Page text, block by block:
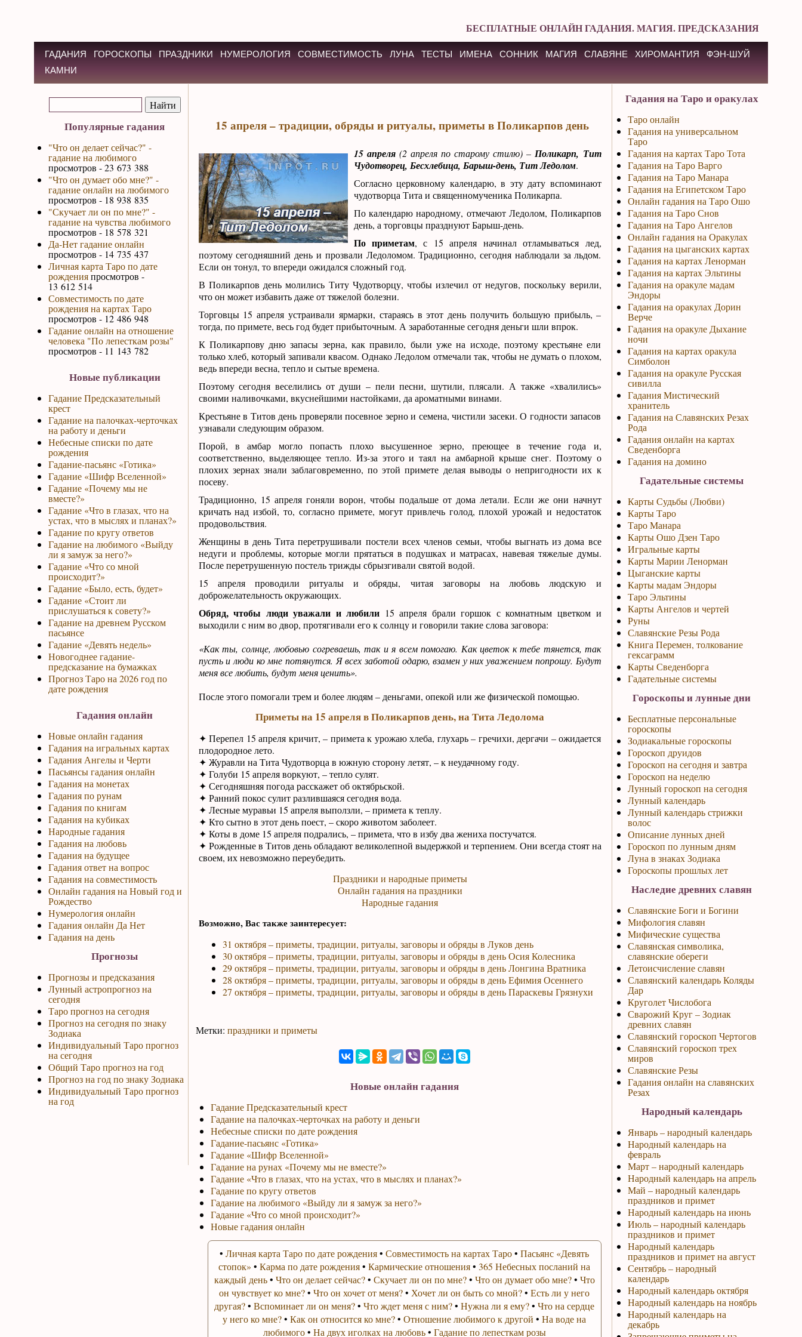
БЕСПЛАТНЫЕ ОНЛАЙН ГАДАНИЯ. МАГИЯ. ПРЕДСКАЗАНИЯ
ГАДАНИЯ ГОРОСКОПЫ ПРАЗДНИКИ НУМЕРОЛОГИЯ СОВМЕСТИМОСТЬ ЛУНА ТЕСТЫ ИМЕНА СОННИК МАГИЯ СЛАВЯНЕ ХИРОМАНТИЯ
ФЭН-ШУЙ
КАМНИ
Популярные гадания
"Что он делает сейчас?" -
гадание на любимого
просмотров - 23 673 388
"Что он думает обо мне?" -
гадание онлайн на любимого
просмотров - 18 938 835
"Скучает ли он по мне?" -
гадание на чувства любимого
просмотров - 18 578 321
Да-Нет гадание онлайн
просмотров - 14 735 437
Личная карта Таро по дате
рожденияпросмотров -
13 612 514
Совместимость по дате
рождения на картах Таро
просмотров - 12 486 948
Гадание онлайн на отношение
человека "По лепесткам розы"
просмотров - 11 143 782
Новые публикации
Гадание Предсказательный
крест
Гадание на палочках-черточках
на работу и деньги
Небесные списки по дате
рождения
Гадание-пасьянс «Готика»
Гадание «Шифр Вселенной»
Гадание «Почему мы не
вместе?»
Гадание «Что в глазах, что на
устах, что в мыслях и планах?»
Гадание по кругу ответов
Гадание на любимого «Выйду
ли я замуж за него?»
Гадание «Что со мной
происходит?»
Гадание «Было, есть, будет»
Гадание «Стоит ли
прислушаться к совету?»
Гадание на древнем Русском
пасьянсе
Гадание «Девять недель»
Новогоднее гадание-
предсказание на бумажках
Прогноз Таро на 2026 год по
дате рождения
Гадания онлайн
Новые онлайн гадания
Гадания на игральных картах
Гадания Ангелы и Черти
Пасьянсы гадания онлайн
Гадания на монетах
Гадания по рунам
Гадания по книгам
Гадания на кубиках
Народные гадания
Гадания на любовь
Гадания на будущее
Гадания ответ на вопрос
Гадания на совместимость
Онлайн гадания на Новый год и
Рождество
Нумерология онлайн
Гадания онлайн Да Нет
Гадания на день
Прогнозы
Прогнозы и предсказания
Лунный астропрогноз на
сегодня
Таро прогноз на сегодня
Прогноз на сегодня по знаку
Зодиака
Индивидуальный Таро прогноз
на сегодня
Общий Таро прогноз на год
Прогноз на год по знаку Зодиака
Индивидуальный Таро прогноз
на год
15 апреля – традиции, обряды и ритуалы, приметы в Поликарпов день
15 апреля(2 апреля по старому стилю) – Поликарп, Тит
Чудотворец, Бесхлебица, Барыш-день, Тит Ледолом.
Согласно церковному календарю, в эту дату вспоминают
чудотворца Тита и священномученика Поликарпа.
По календарю народному, отмечают Ледолом, Поликарпов
день, а торговцы празднуют Барыш-день.
По приметам, с 15 апреля начинал отламываться лед,
поэтому сегодняшний день и прозвали Ледоломом. Традиционно, сегодня наблюдали за льдом.
Если он тонул, то впереди ожидался сложный год.
В Поликарпов день молились Титу Чудотворцу, чтобы излечил от недугов, поскольку верили,
что он может избавить даже от тяжелой болезни.
Торговцы 15 апреля устраивали ярмарки, стараясь в этот день получить большую прибыль, –
тогда, по примете, весь год будет прибыточным. А заработанные сегодня деньги шли впрок.
К Поликарпову дню запасы зерна, как правило, были уже на исходе, поэтому крестьяне ели
только хлеб, который запивали квасом. Однако Ледолом отмечали так, чтобы не думать о плохом,
ведь впереди весна, тепло и сытые времена.
Поэтому сегодня веселились от души – пели песни, шутили, плясали. А также «хвалились»
своими наливочками, вкуснейшими настойками, да ароматными винами.
Крестьяне в Титов день проверяли посевное зерно и семена, чистили засеки. О годности запасов
узнавали следующим образом.
Порой, в амбар могло попасть плохо высушенное зерно, преющее в течение года и,
соответственно, выделяющее тепло. Из-за этого и таял на амбарной крыше снег. Поэтому о
плохих зернах знали заблаговременно, по этой примете делая выводы о непригодности их к
посеву.
Традиционно, 15 апреля гоняли ворон, чтобы подальше от дома летали. Если же они начнут
кричать над избой, то, согласно примете, могут привлечь голод, плохой урожай и недостаток
продовольствия.
Женщины в день Тита перетрушивали постели всех членов семьи, чтобы выгнать из дома все
недуги и проблемы, которые могли прятаться в подушках и матрасах, навевая тяжелые думы.
После перетрушенную постель трижды сбрызгивали святой водой.
15 апреля проводили ритуалы и обряды, читая заговоры на любовь людскую и
доброжелательность окружающих.
Обряд, чтобы люди уважали и любили 15 апреля брали горшок с комнатным цветком и
выходили с ним во двор, протягивали его к солнцу и говорили такие слова заговора:
«Как ты, солнце, любовью согреваешь, так и я всем помогаю. Как цветок к тебе тянется, так
пусть и люди ко мне потянутся. Я всех заботой одарю, взамен у них уважением попрошу. Будут
меня все любить, будут меня ценить».
После этого помогали трем и более людям – деньгами, опекой или же физической помощью.
Приметы на 15 апреля в Поликарпов день, на Тита Ледолома
✦ Перепел 15 апреля кричит, – примета к урожаю хлеба, глухарь – гречихи, дергачи – ожидается
плодородное лето.
✦ Журавли на Тита Чудотворца в южную сторону летят, – к неудачному году.
✦ Голуби 15 апреля воркуют, – тепло сулят.
✦ Сегодняшняя погода расскажет об октябрьской.
✦ Ранний покос сулит разлившаяся сегодня вода.
✦ Лесные муравьи 15 апреля выползли, – примета к теплу.
✦ Кто сытно в этот день поест, – скоро животом заболеет.
✦ Коты в доме 15 апреля подрались, – примета, что в избу два жениха постучатся.
✦ Рожденные в Титов день обладают великолепной выдержкой и терпением. Они всегда стоят на
своем, их невозможно переубедить.
Праздники и народные приметы
Онлайн гадания на праздники
Народные гадания
Возможно, Вас также заинтересует:
31 октября – приметы, традиции, ритуалы, заговоры и обряды в Луков день
30 октября – приметы, традиции, ритуалы, заговоры и обряды в день Осия Колесника
29 октября – приметы, традиции, ритуалы, заговоры и обряды в день Лонгина Вратника
28 октября – приметы, традиции, ритуалы, заговоры и обряды в день Ефимия Осеннего
27 октября – приметы, традиции, ритуалы, заговоры и обряды в день Параскевы Грязнухи
Метки: праздники и приметы
Новые онлайн гадания
Гадание Предсказательный крест
Гадание на палочках-черточках на работу и деньги
Небесные списки по дате рождения
Гадание-пасьянс «Готика»
Гадание «Шифр Вселенной»
Гадание на рунах «Почему мы не вместе?»
Гадание «Что в глазах, что на устах, что в мыслях и планах?»
Гадание по кругу ответов
Гадание на любимого «Выйду ли я замуж за него?»
Гадание «Что со мной происходит?»
Новые гадания онлайн
• Личная карта Таро по дате рождения• Совместимость на картах Таро• Пасьянс «Девять
стопок» • Карма по дате рождения• Кармические отношения• 365 Небесных посланий на
каждый день• Что он делает сейчас?• Скучает ли он по мне?• Что он думает обо мне?• Что
он чувствует ко мне?• Что он хочет от меня?• Хочет ли он быть со мной?• Есть ли у него
другая?• Вспоминает ли он меня?• Что ждет меня с ним?• Нужна ли я ему?• Что на сердце
у него ко мне?• Как он относится ко мне?• Отношение любимого к другой • На воде на
любимого• На двух иголках на любовь• Гадание по лепесткам розы
Гадания на Таро и оракулах
Таро онлайн
Гадания на универсальном
Таро
Гадания на картах Таро Тота
Гадания на Таро Варго
Гадания на Таро Манара
Гадания на Египетском Таро
Онлайн гадания на Таро Ошо
Гадания на Таро Снов
Гадания на Таро Ангелов
Онлайн гадания на Оракулах
Гадания на цыганских картах
Гадания на картах Ленорман
Гадания на картах Эльтины
Гадания на оракуле мадам
Эндоры
Гадания на оракулах Дорин
Верче
Гадания на оракуле Дыхание
ночи
Гадания на картах оракула
Симболон
Гадания на оракуле Русская
сивилла
Гадания Мистический
хранитель
Гадания на Славянских Резах
Рода
Гадания онлайн на картах
Сведенборга
Гадания на домино
Гадательные системы
Карты Судьбы (Любви)
Карты Таро
Таро Манара
Карты Ошо Дзен Таро
Игральные карты
Карты Марии Ленорман
Цыганские карты
Карты мадам Эндоры
Таро Эльтины
Карты Ангелов и чертей
Руны
Славянские Резы Рода
Книга Перемен, толкование
гексаграмм
Карты Сведенборга
Гадательные системы
Гороскопы и лунные дни
Бесплатные персональные
гороскопы
Зодиакальные гороскопы
Гороскоп друидов
Гороскоп на сегодня и завтра
Гороскоп на неделю
Лунный гороскоп на сегодня
Лунный календарь
Лунный календарь стрижки
волос
Описание лунных дней
Гороскоп по лунным дням
Луна в знаках Зодиака
Гороскопы прошлых лет
Наследие древних славян
Славянские Боги и Богини
Мифология славян
Мифические существа
Славянская символика,
славянские обереги
Летоисчисление славян
Славянский календарь Коляды
Дар
Круголет Числобога
Сварожий Круг – Зодиак
древних славян
Славянский гороскоп Чертогов
Славянский гороскоп трех
миров
Славянские Резы
Гадания онлайн на славянских
Резах
Народный календарь
Январь – народный календарь
Народный календарь на
февраль
Март – народный календарь
Народный календарь на апрель
Май – народный календарь
праздников и примет
Народный календарь на июнь
Июль – народный календарь
праздников и примет
Народный календарь
праздников и примет на август
Сентябрь – народный
календарь
Народный календарь октября
Народный календарь на ноябрь
Народный календарь на
декабрь